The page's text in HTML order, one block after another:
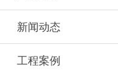
新闻动态
工程案例